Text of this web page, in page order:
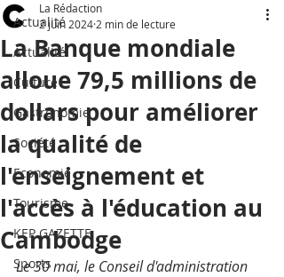
Actualité
Actualité
Culture
Gastronomie
Société
Economie
Tourisme
KEP GAZETTE
Sports
La Banque mondiale
alloue 79,5 millions de
dollars pour améliorer
la qualité de
l'enseignement et
l'accès à l'éducation au
Cambodge
La Rédaction
2 juin 2024 2 min de lecture
Le 30 mai, le Conseil d'administration